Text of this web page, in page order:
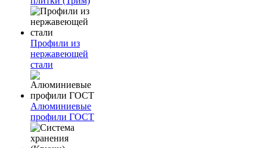
Профили из
нержавеющей
стали
Алюминиевые
профили ГОСТ